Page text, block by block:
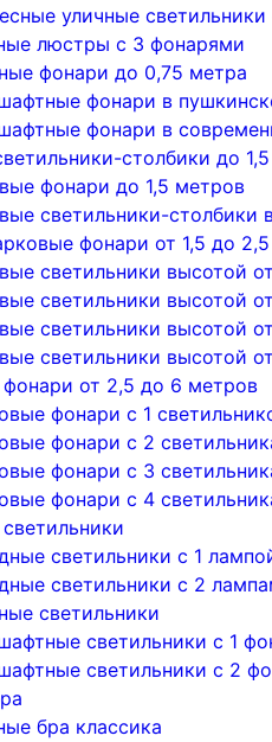
уличные
люстры с 3 фонарями
фонари до 0,75 метра
фонари в
фонари в
столбики до
фонари до 1,5 метров
светильники-столбики
фонари от 1,5 до
светильники высотой
светильники высотой
светильники высотой
светильники высотой
от 2,5 до 6 метров
фонари с 1
фонари с 2
фонари с 3
фонари с 4
светильники с 1
светильники c 2
светильники
светильники с 1
светильники с 2
бра классика